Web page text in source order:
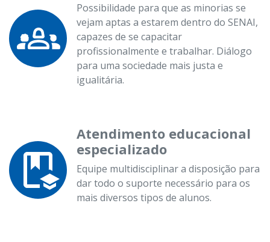
Possibilidade para que as minorias se
vejam aptas a estarem dentro do SENAI,
capazes de se capacitar
profissionalmente e trabalhar. Diálogo
para uma sociedade mais justa e
igualitária.
Atendimento educacional
especializado
Equipe multidisciplinar a disposição para
dar todo o suporte necessário para os
mais diversos tipos de alunos.